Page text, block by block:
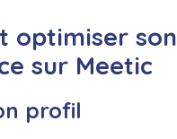
optimiser son
sur Meetic
profil